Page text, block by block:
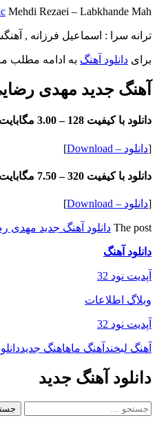
Mehdi Rezaei – Labkhande Mah
ترانه سرا : اسماعیل فرزانه ,
برای دانلود آهنگ به ادامه مطلب
آهنگ جدید مهدی
دانلود با کیفیت 128 – 3.00 مگابایت
[دانلود – Download ]
دانلود با کیفیت 320 – 7.50 مگابایت
[دانلود – Download ]
The post دانلود آهنگ جدید مهدی
دانلود آهنگ
آپدیت نود 32
وبلاگ اطلاعات
آپدیت نود 32
آهنگ لبخند آهنگ ماهاهنگ جدید
دانلود آهنگ جدید
جستجو